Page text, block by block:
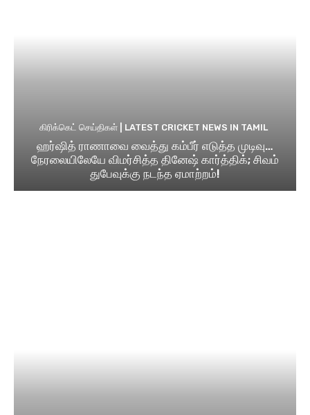
கிரிக்கெட் செய்திகள் | LATEST CRICKET NEWS IN TAMIL
ஹர்ஷித் ராணாவை வைத்து கம்பீர் எடுத்த முடிவு…
நேரலையிலேயே விமர்சித்த தினேஷ் கார்த்திக்; சிவம்
துபேவுக்கு நடந்த ஏமாற்றம்!